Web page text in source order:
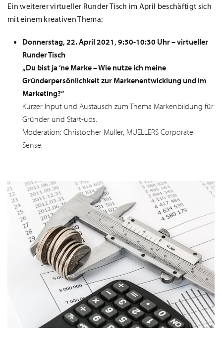
Ein weiterer virtueller Runder Tisch im April beschäftigt sich
mit einem kreativen Thema:
Donnerstag, 22. April 2021, 9:30-10:30 Uhr – virtueller
Runder Tisch
„Du bist ja ’ne Marke – Wie nutze ich meine
Gründerpersönlichkeit zur Markenentwicklung und im
Marketing?“
Kurzer Input und Austausch zum Thema Markenbildung für
Gründer und Start-ups.
Moderation: Christopher Müller, MUELLERS Corporate
Sense